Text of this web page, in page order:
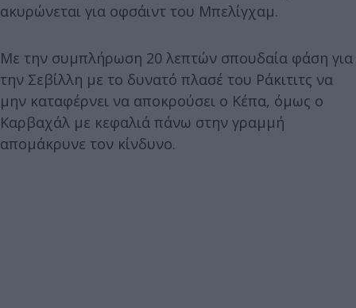
ακυρώνεται για οφσάιντ του Μπελίγχαμ.
Με την συμπλήρωση 20 λεπτών σπουδαία φάση για
την Σεβίλλη με το δυνατό πλασέ του Ράκιτιτς να
μην καταφέρνει να αποκρούσει ο Κέπα, όμως ο
Καρβαχάλ με κεφαλιά πάνω στην γραμμή
απομάκρυνε τον κίνδυνο.